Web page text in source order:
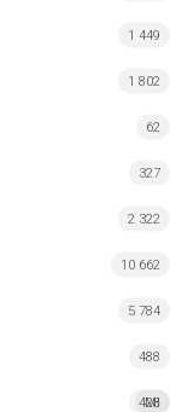
1 449
1 802
62
327
2 322
10 662
5 784
488
MI
428